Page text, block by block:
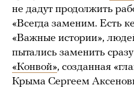
не дадут продолжить
«Всегда заменим. Есть
«Важные истории»,
пытались заменить
«Конвой», созданная
Крыма Сергеем